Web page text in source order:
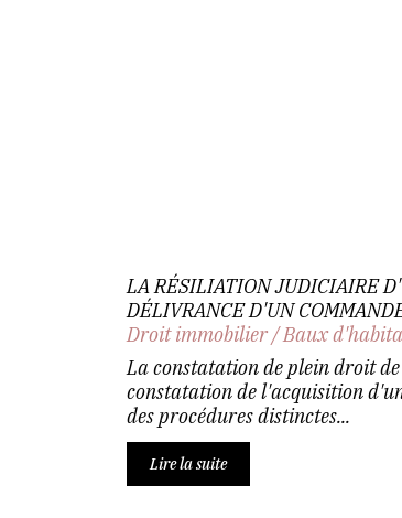
LA RÉSILIATION JUDICIAIRE
DÉLIVRANCE D'UN
Droit immobilier/Baux
La constatation de plein droit
constatation de l'acquisition
des procédures distinctes...
Lire la suite